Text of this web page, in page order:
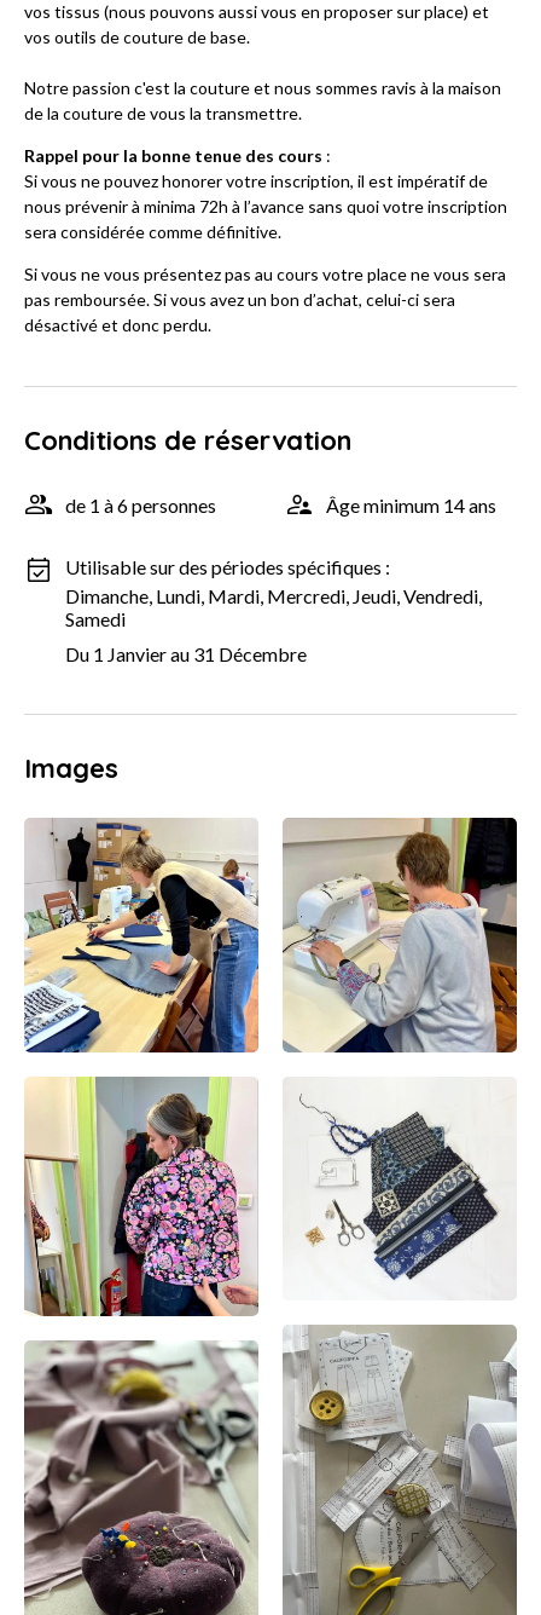
vos tissus (nous pouvons aussi vous en proposer sur place) et
vos outils de couture de base.
Notre passion c'est la couture et nous sommes ravis à la maison
de la couture de vous la transmettre.
Rappel pour la bonne tenue des cours :
Si vous ne pouvez honorer votre inscription, il est impératif de
nous prévenir à minima 72h à l’avance sans quoi votre inscription
sera considérée comme définitive.
Si vous ne vous présentez pas au cours votre place ne vous sera
pas remboursée. Si vous avez un bon d’achat, celui-ci sera
désactivé et donc perdu.
Conditions de réservation
de 1 à 6 personnes Âge minimum 14 ans
Utilisable sur des périodes spécifiques :
Dimanche, Lundi, Mardi, Mercredi, Jeudi, Vendredi,
Samedi
Du 1 Janvier au 31 Décembre
Images